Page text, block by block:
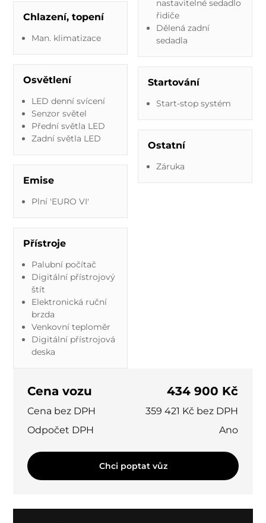
Chlazení, topení
Man. klimatizace
Osvětlení
LED denní svícení
Senzor světel
Přední světla LED
Zadní světla LED
Emise
Plní 'EURO VI'
Přístroje
Palubní počítač
Digitální přístrojový
štít
Elektronická ruční
brzda
Venkovní teploměr
Digitální přístrojová
deska
nastavitelné sedadlo
řidiče
Dělená zadní
sedadla
Startování
Start-stop systém
Ostatní
Záruka
Cena vozu 434 900 Kč
Cena bez DPH
359 421 Kč bez DPH
Odpočet DPH
Ano
Chci poptat vůz